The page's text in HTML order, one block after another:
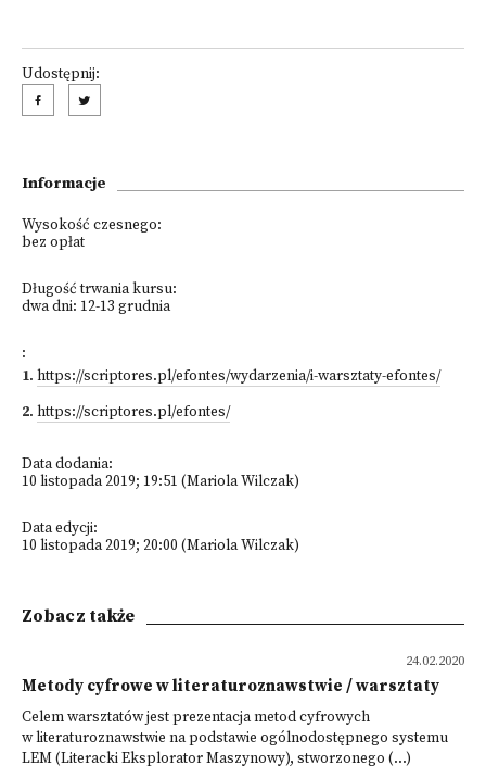
Udostępnij:
Informacje
Wysokość czesnego:
bez opłat
Długość trwania kursu:
dwa dni: 12-13 grudnia
:
1. https://scriptores.pl/efontes/wydarzenia/i-warsztaty-efontes/
2. https://scriptores.pl/efontes/
Data dodania:
10 listopada 2019; 19:51 (Mariola Wilczak)
Data edycji:
10 listopada 2019; 20:00 (Mariola Wilczak)
Zobacz także
24.02.2020
Metody cyfrowe w literaturoznawstwie / warsztaty
Celem warsztatów jest prezentacja metod cyfrowych
w literaturoznawstwie na podstawie ogólnodostępnego systemu
LEM (Literacki Eksplorator Maszynowy), stworzonego (...)